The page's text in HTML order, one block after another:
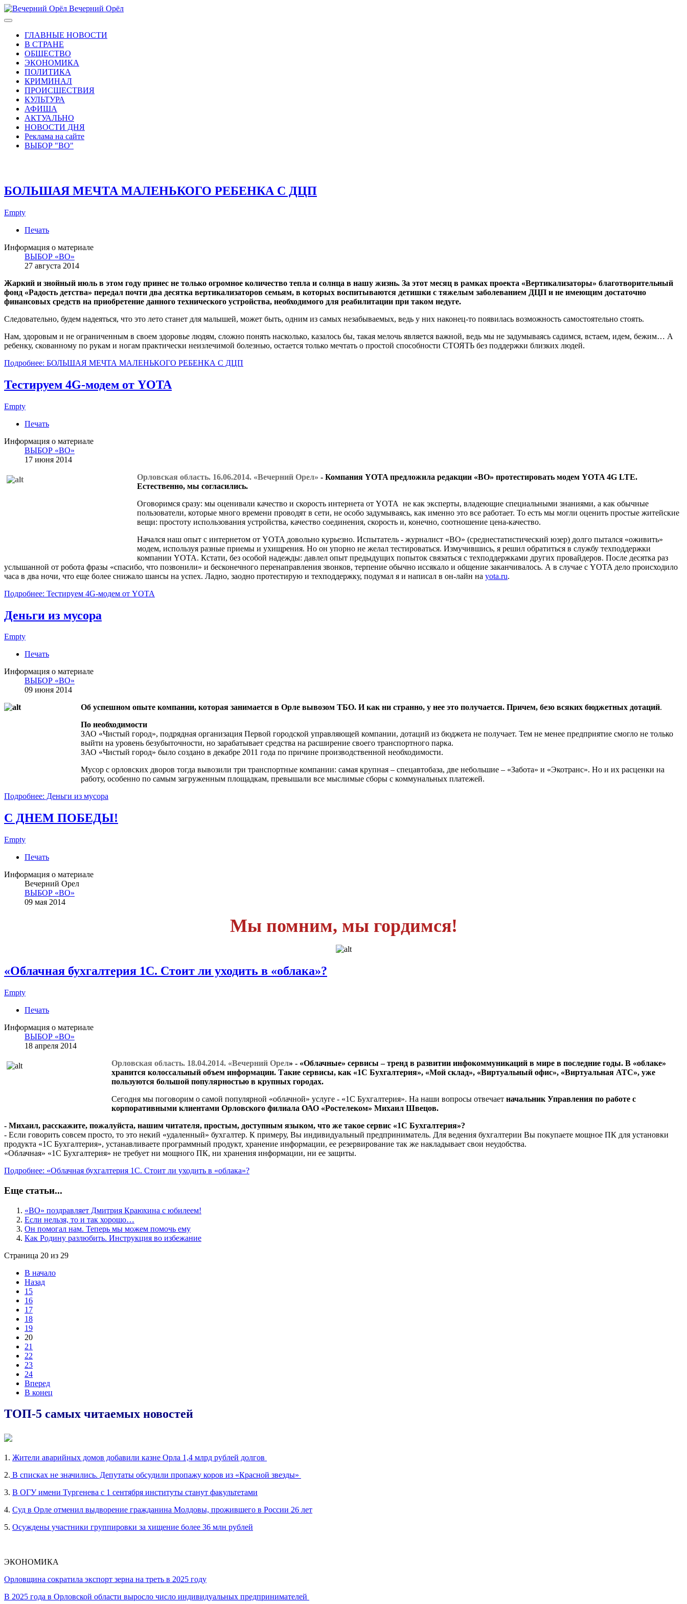
Вечерний Орёл
ГЛАВНЫЕ НОВОСТИ
В СТРАНЕ
ОБЩЕСТВО
ЭКОНОМИКА
ПОЛИТИКА
КРИМИНАЛ
ПРОИСШЕСТВИЯ
КУЛЬТУРА
АФИША
АКТУАЛЬНО
НОВОСТИ ДНЯ
Реклама на сайте
ВЫБОР "ВО"
БОЛЬШАЯ МЕЧТА МАЛЕНЬКОГО РЕБЕНКА С ДЦП
Empty
Печать
Информация о материале
ВЫБОР «ВО»
27 августа 2014
Жаркий и знойный июль в этом году принес не только огромное количество тепла и солнца в нашу жизнь. За этот месяц в рамках проекта «Вертикализаторы» благотворительный
фонд «Радость детства» передал почти два десятка вертикализаторов семьям, в которых воспитываются детишки с тяжелым заболеванием ДЦП и не имеющим достаточно
финансовых средств на приобретение данного технического устройства, необходимого для реабилитации при таком недуге.
Следовательно, будем надеяться, что это лето станет для малышей, может быть, одним из самых незабываемых, ведь у них наконец-то появилась возможность самостоятельно стоять.
Нам, здоровым и не ограниченным в своем здоровье людям, сложно понять насколько, казалось бы, такая мелочь является важной, ведь мы не задумываясь садимся, встаем, идем, бежим… А
ребенку, скованному по рукам и ногам практически неизлечимой болезнью, остается только мечтать о простой способности СТОЯТЬ без поддержки близких людей.
Подробнее: БОЛЬШАЯ МЕЧТА МАЛЕНЬКОГО РЕБЕНКА С ДЦП
Тестируем 4G-модем от YOTA
Empty
Печать
Информация о материале
ВЫБОР «ВО»
17 июня 2014
Орловская область. 16.06.2014. «Вечерний Орел» - Компания YOTA предложила редакции «ВО» протестировать модем YOTA 4G LTE.
Естественно, мы согласились.
Оговоримся сразу: мы оценивали качество и скорость интернета от YOTA не как эксперты, владеющие специальными знаниями, а как обычные
пользователи, которые много времени проводят в сети, не особо задумываясь, как именно это все работает. То есть мы могли оценить простые житейские
вещи: простоту использования устройства, качество соединения, скорость и, конечно, соотношение цена-качество.
Начался наш опыт с интернетом от YOTA довольно курьезно. Испытатель - журналист «ВО» (среднестатистический юзер) долго пытался «оживить»
модем, используя разные приемы и ухищрения. Но он упорно не желал тестироваться. Измучившись, я решил обратиться в службу техподдержки
компании YOTA. Кстати, без особой надежды: давлел опыт предыдущих попыток связаться с техподдержками других провайдеров. После десятка раз
услышанной от робота фразы «спасибо, что позвонили» и бесконечного перенаправления звонков, терпение обычно иссякало и общение заканчивалось. А в случае с YOTA дело происходило
часа в два ночи, что еще более снижало шансы на успех. Ладно, заодно протестирую и техподдержку, подумал я и написал в он-лайн на yota.ru.
Подробнее: Тестируем 4G-модем от YOTA
Деньги из мусора
Empty
Печать
Информация о материале
ВЫБОР «ВО»
09 июня 2014
Об успешном опыте компании, которая занимается в Орле вывозом ТБО. И как ни странно, у нее это получается. Причем, безо всяких бюджетных дотаций.
По необходимости
ЗАО «Чистый город», подрядная организация Первой городской управляющей компании, дотаций из бюджета не получает. Тем не менее предприятие смогло не только
выйти на уровень безубыточности, но зарабатывает средства на расширение своего транспортного парка.
ЗАО «Чистый город» было создано в декабре 2011 года по причине производственной необходимости.
Мусор с орловских дворов тогда вывозили три транспортные компании: самая крупная – спецавтобаза, две небольшие – «Забота» и «Экотранс». Но и их расценки на
работу, особенно по самым загруженным площадкам, превышали все мыслимые сборы с коммунальных платежей.
Подробнее: Деньги из мусора
С ДНЕМ ПОБЕДЫ!
Empty
Печать
Информация о материале
Вечерний Орел
ВЫБОР «ВО»
09 мая 2014
Мы помним, мы гордимся!
«Облачная бухгалтерия 1С. Стоит ли уходить в «облака»?
Empty
Печать
Информация о материале
ВЫБОР «ВО»
18 апреля 2014
Орловская область. 18.04.2014. «Вечерний Орел» - «Облачные» сервисы – тренд в развитии инфокоммуникаций в мире в последние годы. В «облаке»
хранится колоссальный объем информации. Такие сервисы, как «1С Бухгалтерия», «Мой склад», «Виртуальный офис», «Виртуальная АТС», уже
пользуются большой популярностью в крупных городах.
Сегодня мы поговорим о самой популярной «облачной» услуге - «1С Бухгалтерия». На наши вопросы отвечает начальник Управления по работе с
корпоративными клиентами Орловского филиала ОАО «Ростелеком» Михаил Швецов.
- Михаил, расскажите, пожалуйста, нашим читателя, простым, доступным языком, что же такое сервис «1С Бухгалтерия»?
- Если говорить совсем просто, то это некий «удаленный» бухгалтер. К примеру, Вы индивидуальный предприниматель. Для ведения бухгалтерии Вы покупаете мощное ПК для установки
продукта «1С Бухгалтерия», устанавливаете программный продукт, хранение информации, ее резервирование так же накладывает свои неудобства.
«Облачная» «1С Бухгалтерия» не требует ни мощного ПК, ни хранения информации, ни ее защиты.
Подробнее: «Облачная бухгалтерия 1С. Стоит ли уходить в «облака»?
Еще статьи...
«ВО» поздравляет Дмитрия Краюхина с юбилеем!
Если нельзя, то и так хорошо…
Он помогал нам. Теперь мы можем помочь ему
Как Родину разлюбить. Инструкция во избежание
Страница 20 из 29
В начало
Назад
15
16
17
18
19
20
21
22
23
24
Вперед
В конец
ТОП-5 самых читаемых новостей
1. Жители аварийных домов добавили казне Орла 1,4 млрд рублей долгов
2. В списках не значились. Депутаты обсудили пропажу коров из «Красной звезды»
3. В ОГУ имени Тургенева с 1 сентября институты станут факультетами
4. Суд в Орле отменил выдворение гражданина Молдовы, прожившего в России 26 лет
5. Осуждены участники группировки за хищение более 36 млн рублей
ЭКОНОМИКА
Орловщина сократила экспорт зерна на треть в 2025 году
В 2025 года в Орловской области выросло число индивидуальных предпринимателей